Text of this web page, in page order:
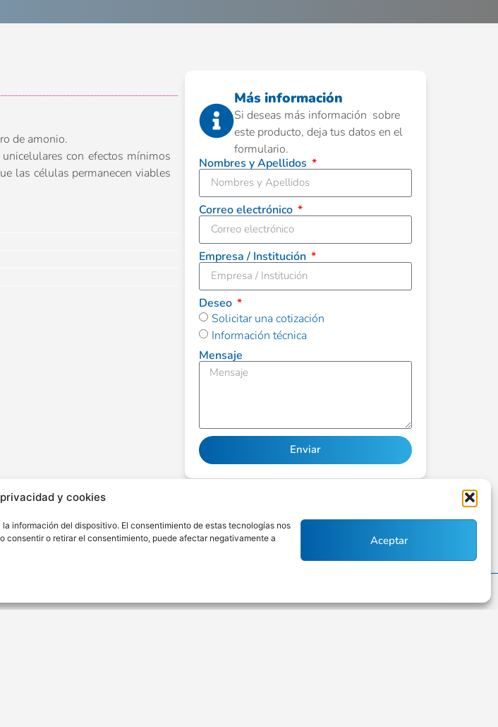
y cookies
información del dispositivo. El consentimiento de estas tecnologías nos
o retirar el consentimiento, puede afectar negativamente a
Aceptar
de amonio.
con efectos mínimos
las células permanecen viables
Más información
Si deseas más información sobre
este producto, deja tus datos en el
formulario.
Nombres y Apellidos
Correo electrónico
Empresa / Institución
Deseo
Solicitar una cotización
Información técnica
Mensaje
Enviar